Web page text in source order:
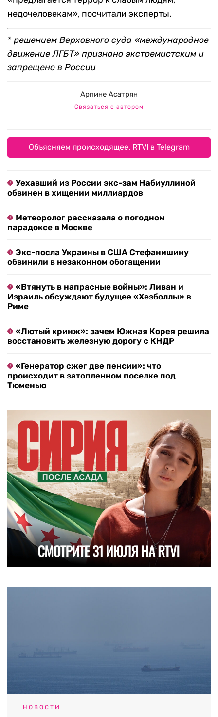
недочеловекам», посчитали эксперты.
* решением Верховного суда «международное
движение ЛГБТ» признано экстремистским и
запрещено в России
Арпине Асатрян
Связаться с автором
Объясняем происходящее. RTVI в Telegram
Уехавший из России экс-зам Набиуллиной
обвинен в хищении миллиардов
Метеоролог рассказала о погодном
парадоксе в Москве
Экс-посла Украины в США Стефанишину
обвинили в незаконном обогащении
«Втянуть в напрасные войны»: Ливан и
Израиль обсуждают будущее «Хезболлы» в
Риме
«Лютый кринж»: зачем Южная Корея решила
восстановить железную дорогу с КНДР
«Генератор сжег две пенсии»: что
происходит в затопленном поселке под
Тюменью
НОВОСТИ